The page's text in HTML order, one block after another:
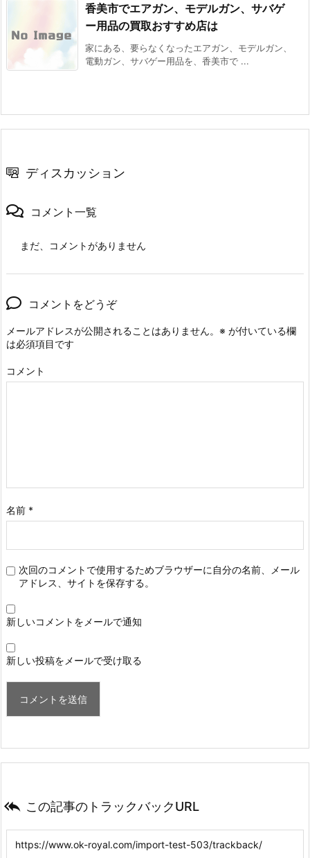
香美市でエアガン、モデルガン、サバゲ
ー用品の買取おすすめ店は
家にある、要らなくなったエアガン、モデルガン、
電動ガン、サバゲー用品を、香美市で ...
ディスカッション
コメント一覧
まだ、コメントがありません
コメントをどうぞ
メールアドレスが公開されることはありません。 ※ が付いている欄
は必須項目です
コメント
名前 *
次回のコメントで使用するためブラウザーに自分の名前、メール
アドレス、サイトを保存する。
新しいコメントをメールで通知
新しい投稿をメールで受け取る
 この記事のトラックバックURL